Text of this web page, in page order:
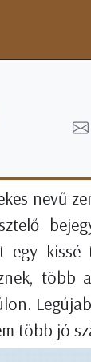
nevű
egy
több
több jó